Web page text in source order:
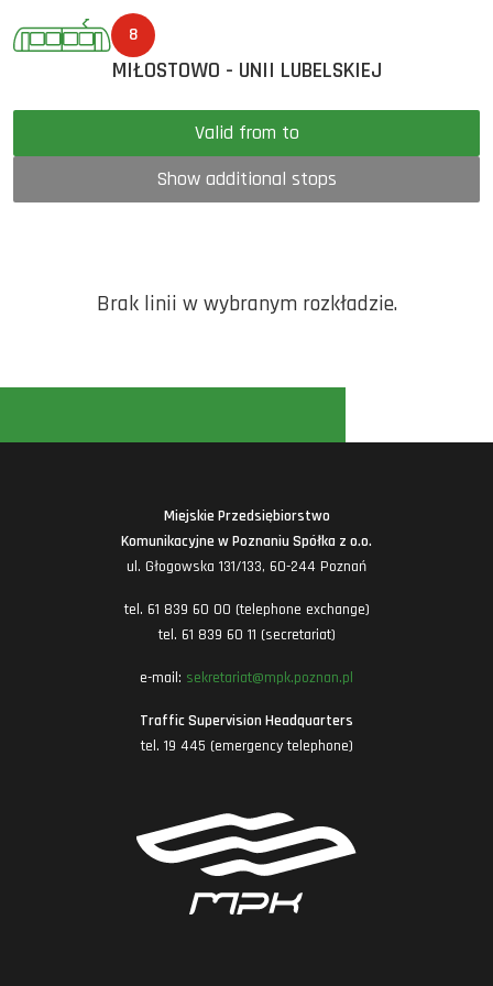
8
MIŁOSTOWO - UNII LUBELSKIEJ
Valid from to
Show additional stops
Brak linii w wybranym rozkładzie.
Miejskie Przedsiębiorstwo
Komunikacyjne w Poznaniu Spółka z o.o.
ul. Głogowska 131/133, 60-244 Poznań
tel. 61 839 60 00 (telephone exchange)
tel. 61 839 60 11 (secretariat)
e-mail: sekretariat@mpk.poznan.pl
Traffic Supervision Headquarters
tel. 19 445 (emergency telephone)